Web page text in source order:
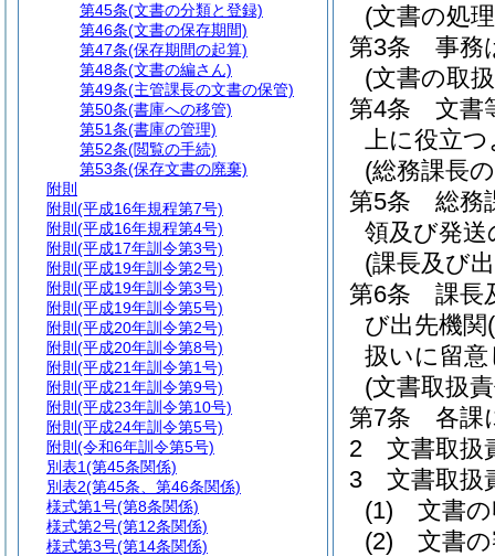
(文書の処
第3条
事務
(文書の取
第4条
文書
上に役立
(総務課長
第5条
総務
領及び発
(課長及び
第6条
課長
び出先機関
扱いに留
(文書取扱
第7条
各課
2
文書取扱
3
文書取扱
(1)
文書
(2)
文書
第45条(文書の分類と登録)
第46条(文書の保存期間)
第47条(保存期間の起算)
第48条(文書の編さん)
第49条(主管課長の文書の保管)
第50条(書庫への移管)
第51条(書庫の管理)
第52条(閲覧の手続)
第53条(保存文書の廃棄)
附則
附則 (平成16年規程第7号)
附則 (平成16年規程第4号)
附則 (平成17年訓令第3号)
附則 (平成19年訓令第2号)
附則 (平成19年訓令第3号)
附則 (平成19年訓令第5号)
附則 (平成20年訓令第2号)
附則 (平成20年訓令第8号)
附則 (平成21年訓令第1号)
附則 (平成21年訓令第9号)
附則 (平成23年訓令第10号)
附則 (平成24年訓令第5号)
附則 (令和6年訓令第5号)
別表1(第45条関係)
別表2(第45条、第46条関係)
様式第1号(第8条関係)
様式第2号(第12条関係)
様式第3号(第14条関係)